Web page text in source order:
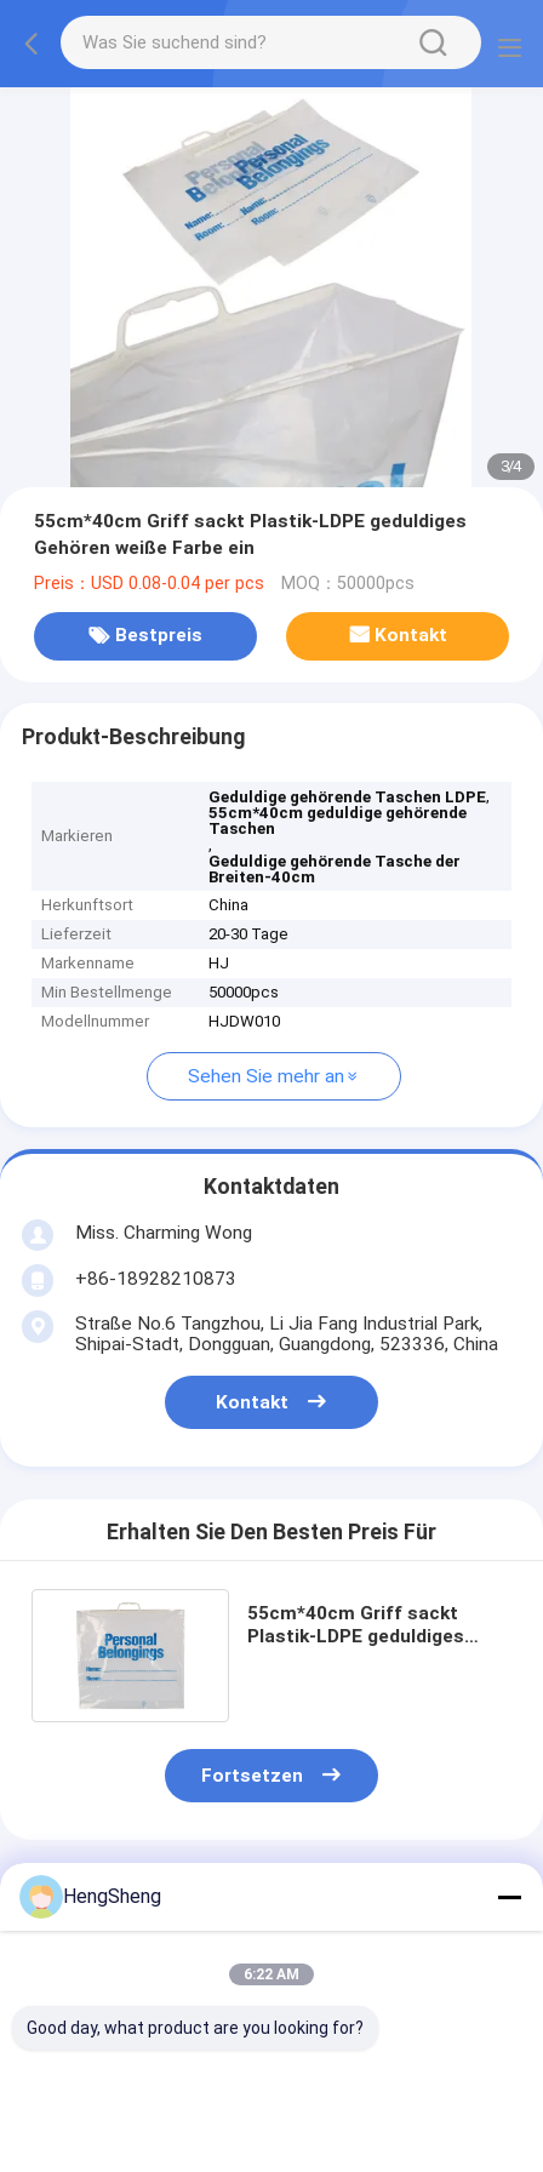
3/4
55cm*40cm Griff sackt Plastik-LDPE geduldiges
Gehören weiße Farbe ein
Preis：USD 0.08-0.04 per pcs MOQ：50000pcs
Bestpreis Kontakt
Produkt-Beschreibung
Markieren
Geduldige gehörende Taschen LDPE,
55cm*40cm geduldige gehörende
Taschen
,
Geduldige gehörende Tasche der
Breiten-40cm
Herkunftsort
China
Lieferzeit
20-30 Tage
Markenname
HJ
Min Bestellmenge
50000pcs
Modellnummer
HJDW010
Sehen Sie mehr an
Kontaktdaten
Miss. Charming Wong
+86-18928210873
Straße No.6 Tangzhou, Li Jia Fang Industrial Park,
Shipai-Stadt, Dongguan, Guangdong, 523336, China
Kontakt
Erhalten Sie Den Besten Preis Für
55cm*40cm Griff sackt
Plastik-LDPE geduldiges
Fortsetzen
Empfohlene Produkte
HengSheng
6:22 AM
Good day, what product are you looking for?